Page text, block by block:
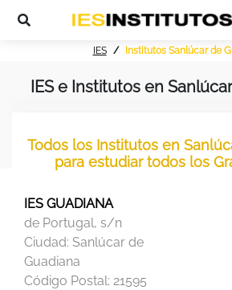
IES Institutos Sanlúcar de
IES e Institutos en
Todos los Institutos en
para estudiar todos los
IES GUADIANA
de Portugal, s/n
Ciudad: Sanlúcar de
Guadiana
Código Postal: 21595